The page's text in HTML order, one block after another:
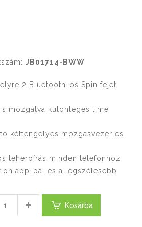
JB01714-BWW
2 Bluetooth-os Spin fejet
mozgatva különleges time
kéttengelyes mozgásvezérlés
teherbírás minden telefonhoz
app-pal és a legszélesebb
Kosárba